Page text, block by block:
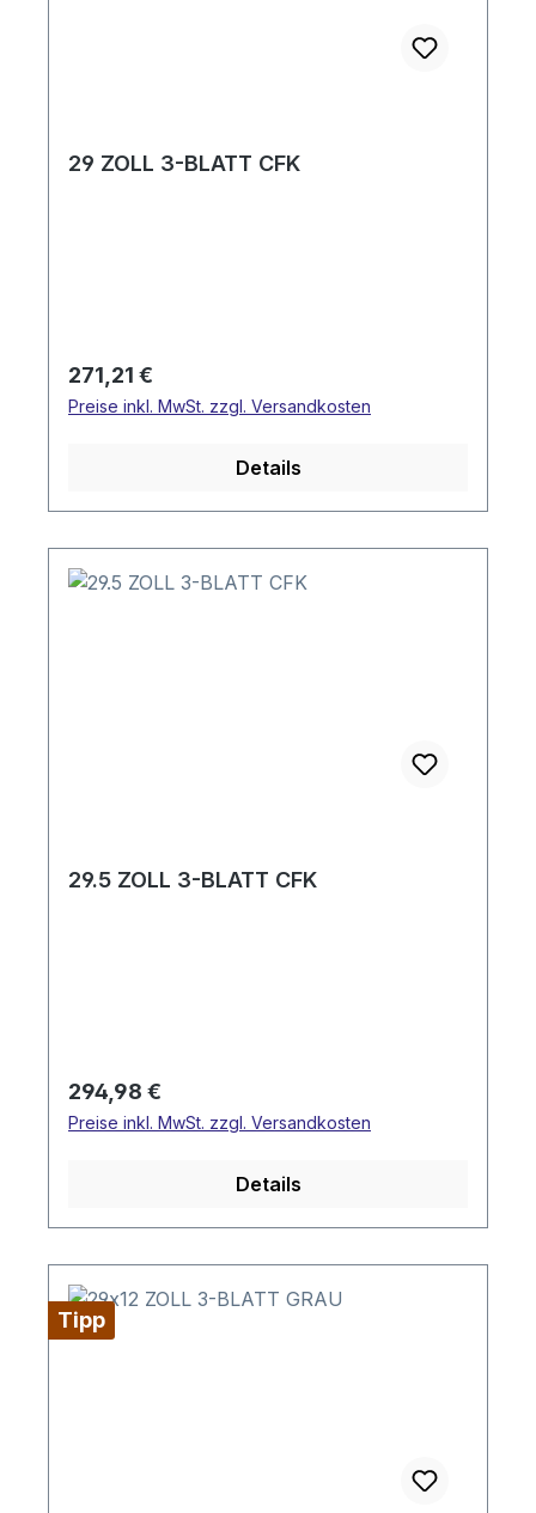
29 ZOLL 3-BLATT CFK
Regulärer Preis:
271,21 €
Preise inkl. MwSt. zzgl. Versandkosten
Details
29.5 ZOLL 3-BLATT CFK
Regulärer Preis:
294,98 €
Preise inkl. MwSt. zzgl. Versandkosten
Details
Tipp